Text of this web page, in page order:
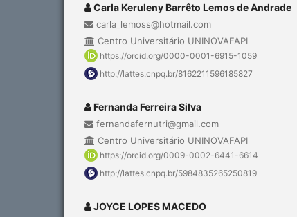
Carla Keruleny Barrêto Lemos de Andrade
carla_lemoss@hotmail.com
Centro Universitário UNINOVAFAPI
https://orcid.org/0000-0001-6915-1059
http://lattes.cnpq.br/8162211596185827
Fernanda Ferreira Silva
fernandafernutri@gmail.com
Centro Universitário UNINOVAFAPI
https://orcid.org/0009-0002-6441-6614
http://lattes.cnpq.br/5984835265250819
JOYCE LOPES MACEDO